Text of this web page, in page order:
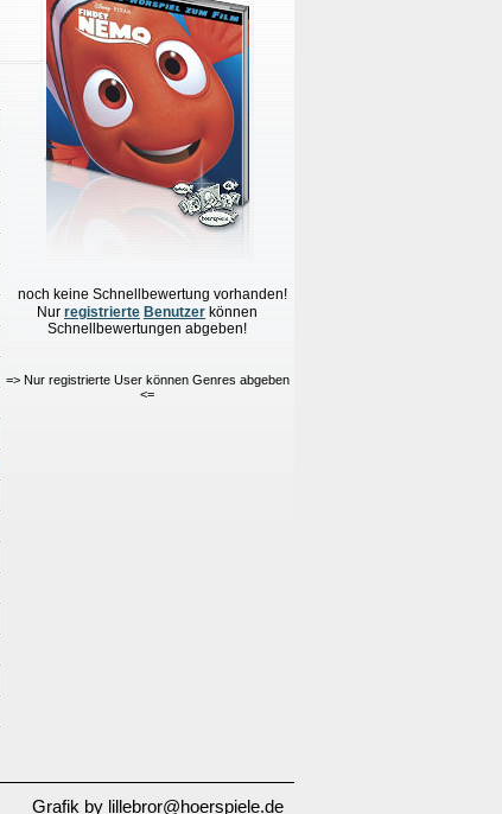
noch keine Schnellbewertung vorhanden!
Nur registrierte Benutzer können
Schnellbewertungen abgeben!
=> Nur registrierte User können Genres abgeben
<=
Grafik by lillebror@hoerspiele.de